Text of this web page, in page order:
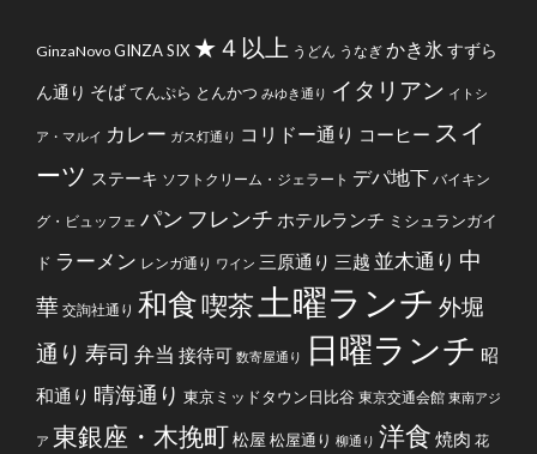
GinzaNovo GINZA SIX ★４以上 うどん うなぎ かき氷 すずら
ん通り そばてんぷら とんかつ みゆき通り イタリアン イトシ
ア・マルイ カレー ガス灯通り コリドー通り コーヒー スイ
ーツ ステーキ ソフトクリーム・ジェラート デパ地下 バイキン
グ・ビュッフェ パン フレンチ ホテルランチ ミシュランガイ
ド ラーメン レンガ通り ワイン 三原通り 三越 並木通り 中
華 交詢社通り 和食喫茶 土曜ランチ 外堀
通り 寿司 弁当 接待可 数寄屋通り 日曜ランチ 昭
和通り 晴海通り 東京ミッドタウン日比谷 東京交通会館 東南アジ
ア 東銀座・木挽町松屋 松屋通り 柳通り 洋食 焼肉 花